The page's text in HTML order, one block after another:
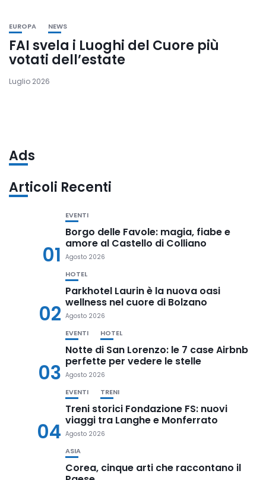
EUROPA NEWS
FAI svela i Luoghi del Cuore più
votati dell’estate
Luglio 2026
Ads
Articoli Recenti
01
EVENTI
Borgo delle Favole: magia, fiabe e
amore al Castello di Colliano
Agosto 2026
02
HOTEL
Parkhotel Laurin è la nuova oasi
wellness nel cuore di Bolzano
Agosto 2026
03
EVENTI HOTEL
Notte di San Lorenzo: le 7 case Airbnb
perfette per vedere le stelle
Agosto 2026
04
EVENTI TRENI
Treni storici Fondazione FS: nuovi
viaggi tra Langhe e Monferrato
Agosto 2026
ASIA
Corea, cinque arti che raccontano il